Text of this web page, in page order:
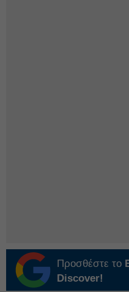
Προσθέστε το
Discover!